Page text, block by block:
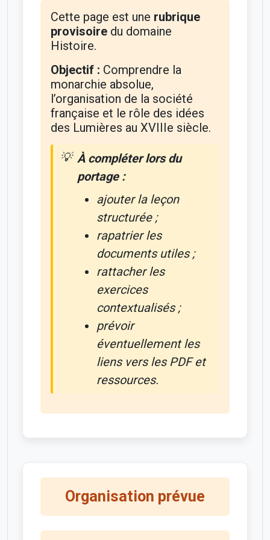
Cette page est une rubrique
provisoiredu domaine
Histoire.
Objectif : Comprendre la
monarchie absolue,
l’organisation de la société
française et le rôle des idées
des Lumières au XVIIIe siècle.
À compléter lors du
portage :
ajouter la leçon
structurée ;
rapatrier les
documents utiles ;
rattacher les
exercices
contextualisés ;
prévoir
éventuellement les
liens vers les PDF et
ressources.
Organisation prévue